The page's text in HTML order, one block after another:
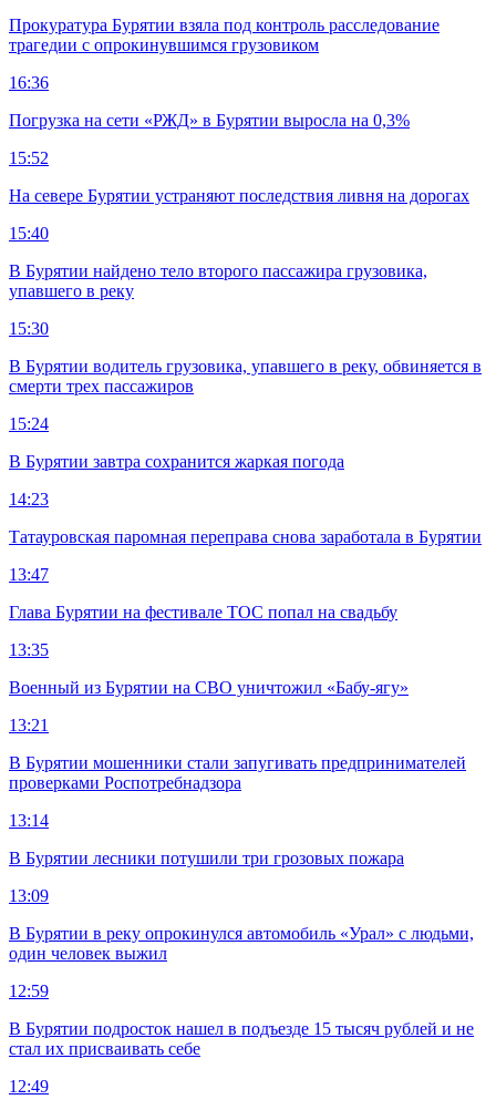
Прокуратура Бурятии взяла под контроль расследование
трагедии с опрокинувшимся грузовиком
16:36
Погрузка на сети «РЖД» в Бурятии выросла на 0,3%
15:52
На севере Бурятии устраняют последствия ливня на дорогах
15:40
В Бурятии найдено тело второго пассажира грузовика,
упавшего в реку
15:30
В Бурятии водитель грузовика, упавшего в реку, обвиняется в
смерти трех пассажиров
15:24
В Бурятии завтра сохранится жаркая погода
14:23
Татауровская паромная переправа снова заработала в Бурятии
13:47
Глава Бурятии на фестивале ТОС попал на свадьбу
13:35
Военный из Бурятии на СВО уничтожил «Бабу-ягу»
13:21
В Бурятии мошенники стали запугивать предпринимателей
проверками Роспотребнадзора
13:14
В Бурятии лесники потушили три грозовых пожара
13:09
В Бурятии в реку опрокинулся автомобиль «Урал» с людьми,
один человек выжил
12:59
В Бурятии подросток нашел в подъезде 15 тысяч рублей и не
стал их присваивать себе
12:49